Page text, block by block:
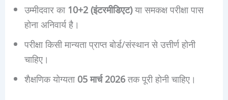
उम्मीदवार का10+2 (इंटरमीडिएट)या समकक्ष परीक्षा पास
होना अनिवार्य है।
परीक्षा किसी मान्यता प्राप्त बोर्ड/संस्थान से उत्तीर्ण होनी
चाहिए।
शैक्षणिक योग्यता05 मार्च 2026तक पूरी होनी चाहिए।